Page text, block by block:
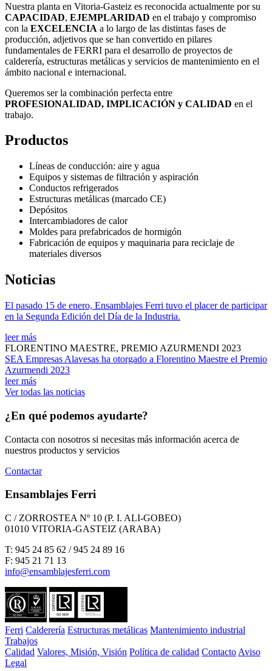
Nuestra planta en Vitoria-Gasteiz es reconocida actualmente por su
CAPACIDAD, EJEMPLARIDAD en el trabajo y compromiso
con la EXCELENCIA a lo largo de las distintas fases de
producción, adjetivos que se han convertido en pilares
fundamentales de FERRI para el desarrollo de proyectos de
calderería, estructuras metálicas y servicios de mantenimiento en el
ámbito nacional e internacional.
Queremos ser la combinación perfecta entre
PROFESIONALIDAD, IMPLICACIÓN y CALIDAD en el
trabajo.
Productos
Líneas de conducción: aire y agua
Equipos y sistemas de filtración y aspiración
Conductos refrigerados
Estructuras metálicas (marcado CE)
Depósitos
Intercambiadores de calor
Moldes para prefabricados de hormigón
Fabricación de equipos y maquinaria para reciclaje de
materiales diversos
Noticias
El pasado 15 de enero, Ensamblajes Ferri tuvo el placer de participar
en la Segunda Edición del Día de la Industria.
leer más
FLORENTINO MAESTRE, PREMIO AZURMENDI 2023
SEA Empresas Alavesas ha otorgado a Florentino Maestre el Premio
Azurmendi 2023
leer más
Ver todas las noticias
¿En qué podemos ayudarte?
Contacta con nosotros si necesitas más información acerca de
nuestros productos y servicios
Contactar
Ensamblajes Ferri
C / ZORROSTEA Nº 10 (P. I. ALI-GOBEO)
01010 VITORIA-GASTEIZ (ARABA)
T: 945 24 85 62 / 945 24 89 16
F: 945 21 71 13
info@ensamblajesferri.com
Ferri Calderería Estructuras metálicas Mantenimiento industrial
Trabajos
Calidad Valores, Misión, Visión Política de calidad Contacto Aviso
Legal